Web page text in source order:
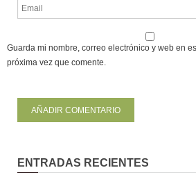
Guarda mi nombre, correo electrónico y web en
próxima vez que comente.
ENTRADAS RECIENTES